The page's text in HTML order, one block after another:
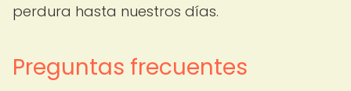
perdura hasta nuestros días.
Preguntas frecuentes